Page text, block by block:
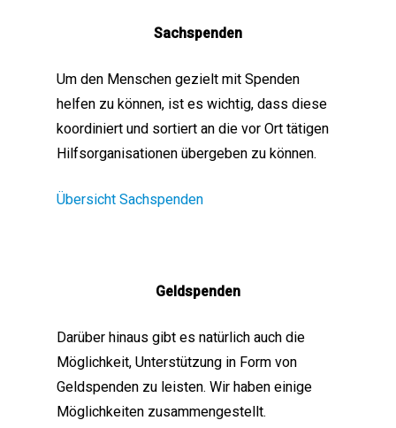
Sachspenden
Um den Menschen gezielt mit Spenden
helfen zu können, ist es wichtig, dass diese
koordiniert und sortiert an die vor Ort tätigen
Hilfsorganisationen übergeben zu können.
Übersicht Sachspenden
Geldspenden
Darüber hinaus gibt es natürlich auch die
Möglichkeit, Unterstützung in Form von
Geldspenden zu leisten. Wir haben einige
Möglichkeiten zusammengestellt.